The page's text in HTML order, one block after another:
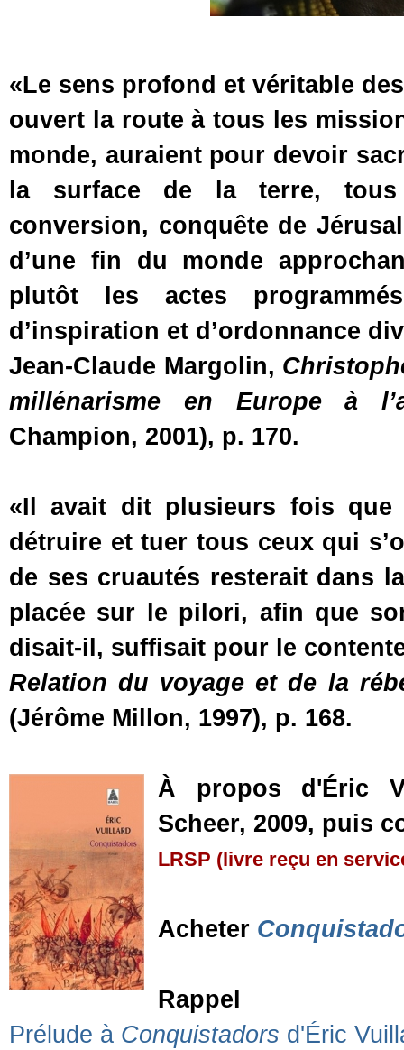
«Le sens profond et véritable
ouvert la route à tous les
monde, auraient pour devoir
la surface de la terre, tous
conversion, conquête de
d’une fin du monde
plutôt les actes
d’inspiration et d’ordonnance
Jean-Claude Margolin,
millénarisme en Europe à
Champion, 2001), p. 170.
«Il avait dit plusieurs fois
détruire et tuer tous ceux qui
de ses cruautés resterait dans
placée sur le pilori, afin que
disait-il, suffisait pour le
Relation du voyage et de la
(Jérôme Millon, 1997), p. 168.
À propos d'Éric
Scheer, 2009, puis
LRSP (livre reçu en
Acheter
Rappel
Prélude à Conquistadors d'Éric